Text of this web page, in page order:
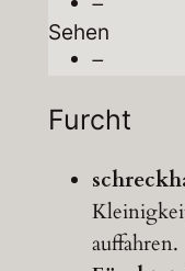
Sehen
–
Furcht
auffahren.